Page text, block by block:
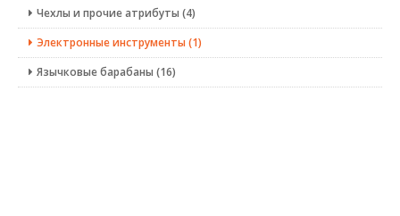
Чехлы и прочие атрибуты (4)
Электронные инструменты (1)
Язычковые барабаны (16)